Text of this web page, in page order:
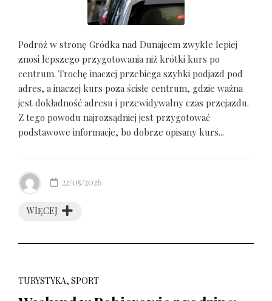
Podróż w stronę Gródka nad Dunajcem zwykle lepiej
znosi lepszego przygotowania niż krótki kurs po
centrum. Trochę inaczej przebiega szybki podjazd pod
adres, a inaczej kurs poza ścisłe centrum, gdzie ważna
jest dokładność adresu i przewidywalny czas przejazdu.
Z tego powodu najrozsądniej jest przygotować
podstawowe informacje, bo dobrze opisany kurs...
WIĘCEJ
22/05/2026
TURYSTYKA, SPORT